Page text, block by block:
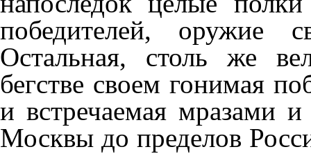
победителей, оружие
Остальная, столь же
бегстве своем гонимая
и встречаемая мразами
Москвы до пределов